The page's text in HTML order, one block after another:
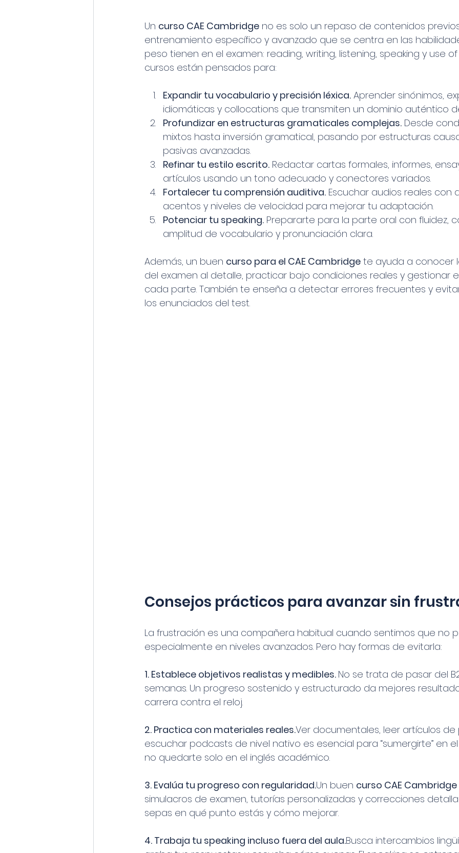
Un curso CAE Cambridge no es solo un repaso de contenidos
entrenamiento específico y avanzado que se centra en las
peso tienen en el examen: reading, writing, listening, speaking y use of
cursos están pensados para:
Expandir tu vocabulario y precisión léxica. Aprender sinónimos,
idiomáticas y collocations que transmiten un dominio auténtico
Profundizar en estructuras gramaticales complejas. Desde
mixtos hasta inversión gramatical, pasando por estructuras
pasivas avanzadas.
Refinar tu estilo escrito. Redactar cartas formales, informes,
artículos usando un tono adecuado y conectores variados.
Fortalecer tu comprensión auditiva. Escuchar audios reales con
acentos y niveles de velocidad para mejorar tu adaptación.
Potenciar tu speaking. Prepararte para la parte oral con fluidez,
amplitud de vocabulario y pronunciación clara.
Además, un buen curso para el CAE Cambridge te ayuda a conocer
del examen al detalle, practicar bajo condiciones reales y gestionar
cada parte. También te enseña a detectar errores frecuentes y
los enunciados del test.
Consejos prácticos para avanzar sin
La frustración es una compañera habitual cuando sentimos que no
especialmente en niveles avanzados. Pero hay formas de evitarla:
1. Establece objetivos realistas y medibles. No se trata de pasar del
semanas. Un progreso sostenido y estructurado da mejores
carrera contra el reloj.
2. Practica con materiales reales.Ver documentales, leer artículos
escuchar podcasts de nivel nativo es esencial para “sumergirte” en
no quedarte solo en el inglés académico.
3. Evalúa tu progreso con regularidad.Un buen curso CAE Cambridge
simulacros de examen, tutorías personalizadas y correcciones
sepas en qué punto estás y cómo mejorar.
4. Trabaja tu speaking incluso fuera del aula.Busca intercambios